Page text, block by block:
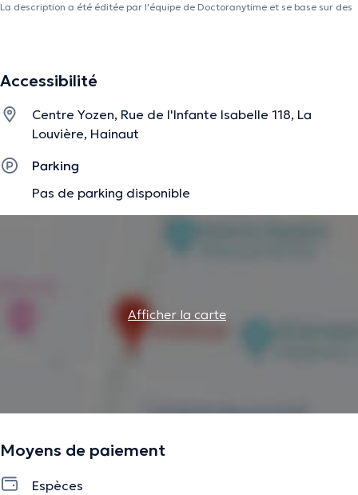
La description a été éditée par l'équipe de Doctoranytime et se base sur des
Accessibilité
Centre Yozen, Rue de l'Infante Isabelle 118, La
Louvière, Hainaut
Parking
Pas de parking disponible
Afficher la carte
Moyens de paiement
Espèces